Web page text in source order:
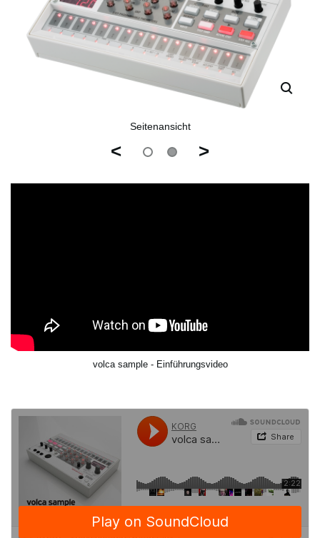
Seitenansicht
< >
volca sample - Einführungsvideo